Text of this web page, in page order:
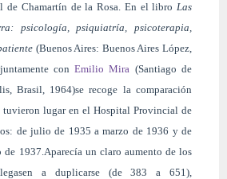
de Chamartín de la Rosa. En el libro Las
psicología, psiquiatría, psicoterapia,
(Buenos Aires: Buenos Aires López,
conEmilio Mira (Santiago de
Brasil, 1964)se recoge la comparación
tuvieron lugar en el Hospital Provincial de
de julio de 1935 a marzo de 1936 y de
1937.Aparecía un claro aumento de los
a duplicarse (de 383 a 651),